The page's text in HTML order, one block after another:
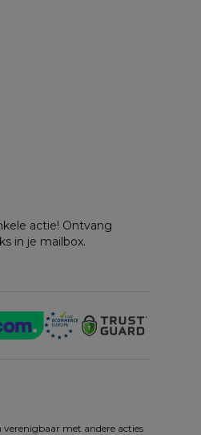
actie! Ontvang
in je mailbox.
met andere acties